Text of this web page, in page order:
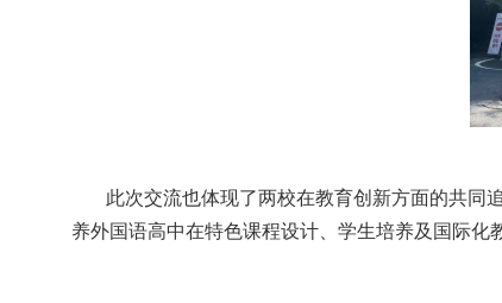
此次交流也体现了两校在教育创新方面的共同
养外国语高中在特色课程设计、学生培养及国际化